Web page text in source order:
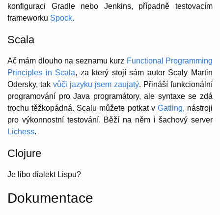
konfiguraci Gradle nebo Jenkins, případně testovacím
frameworku Spock.
Scala
Ač mám dlouho na seznamu kurz Functional Programming
Principles in Scala, za který stojí sám autor Scaly Martin
Odersky, tak vůči jazyku jsem zaujatý. Přináší funkcionální
programování pro Java programátory, ale syntaxe se zdá
trochu těžkopádná. Scalu můžete potkat v Gatling, nástroji
pro výkonnostní testování. Běží na něm i šachový server
Lichess.
Clojure
Je libo dialekt Lispu?
Dokumentace